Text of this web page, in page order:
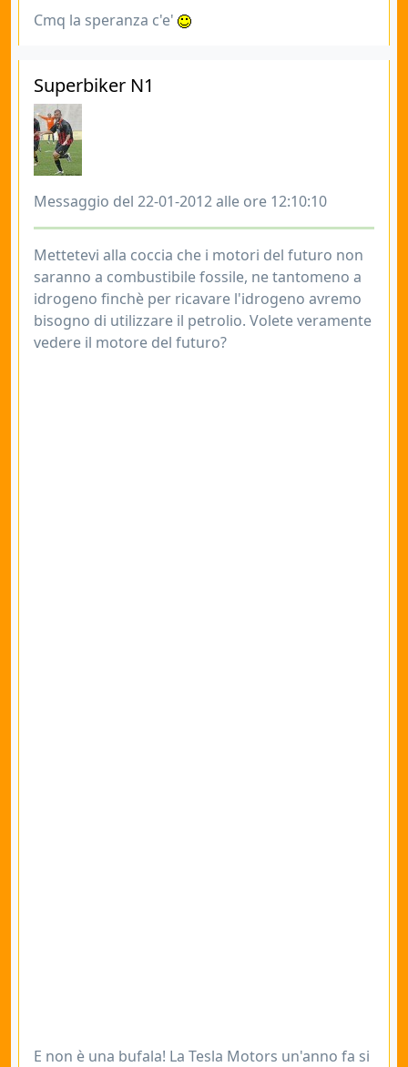
Cmq la speranza c'e'
Superbiker N1
Messaggio del 22-01-2012 alle ore 12:10:10
Mettetevi alla coccia che i motori del futuro non
saranno a combustibile fossile, ne tantomeno a
idrogeno finchè per ricavare l'idrogeno avremo
bisogno di utilizzare il petrolio. Volete veramente
vedere il motore del futuro?
E non è una bufala! La Tesla Motors un'anno fa si